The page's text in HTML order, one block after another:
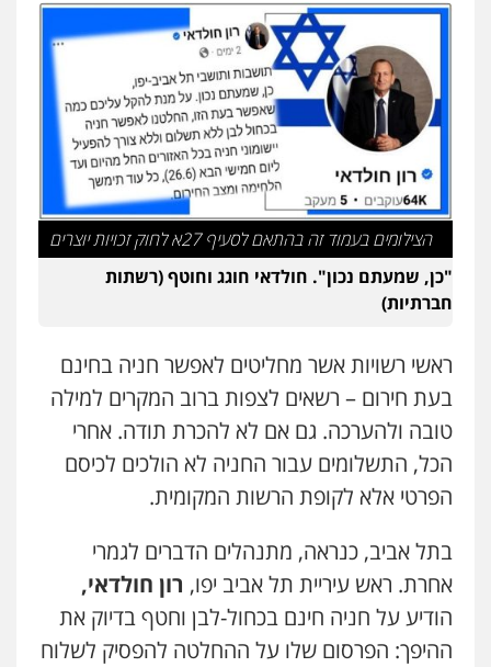
הצילומים בעמוד זה בהתאם לסעיף 27א לחוק זכויות יוצרים
"כן, שמעתם נכון". חולדאי חוגג וחוטף (רשתות
חברתיות)
ראשי רשויות אשר מחליטים לאפשר חניה בחינם
בעת חירום – רשאים לצפות ברוב המקרים למילה
טובה ולהערכה. גם אם לא להכרת תודה. אחרי
הכל, התשלומים עבור החניה לא הולכים לכיסם
הפרטי אלא לקופת הרשות המקומית.
בתל אביב, כנראה, מתנהלים הדברים לגמרי
אחרת. ראש עיריית תל אביב יפו, רון חולדאי,
הודיע על חניה חינם בכחול-לבן וחטף בדיוק את
ההיפך: הפרסום שלו על ההחלטה להפסיק לשלוח